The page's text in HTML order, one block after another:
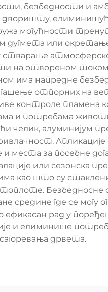
безбедности и
дворишту,
могућности
или
стварање
отвореном током
има напредне
отпорних на
контроле пламена
и потребама
челик, алуминијум
Апликације
места за посебне
или сезонска
као што су стаклени
Безбедносне
средине где се
рад у
и елиминише
дрвета.